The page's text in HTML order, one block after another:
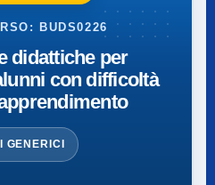
BUDS0226
didattiche per
con difficoltà
GENERICI